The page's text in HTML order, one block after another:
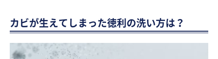
カビが生えてしまった徳利の洗い方は？